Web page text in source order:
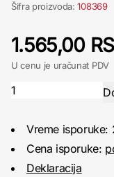
Šifra proizvoda:108369
1.565,00
U cenu je uračunat PDV
Vreme isporuke:
Cena isporuke:
Deklaracija